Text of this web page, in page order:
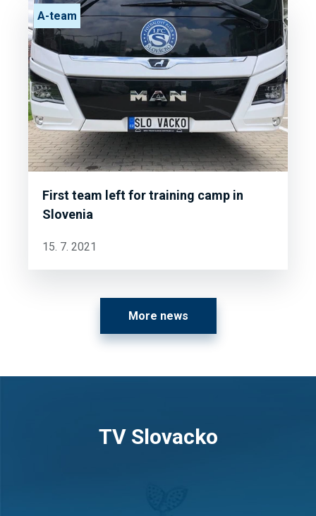
First team left for training camp in
Slovenia
A-team
15. 7. 2021
More news
TV Slovacko